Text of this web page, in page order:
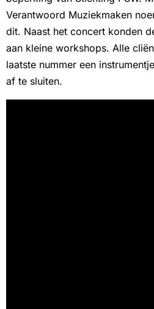
Verantwoord Muziekmaken
dit. Naast het concert konden
aan kleine workshops. Alle
laatste nummer een
af te sluiten.